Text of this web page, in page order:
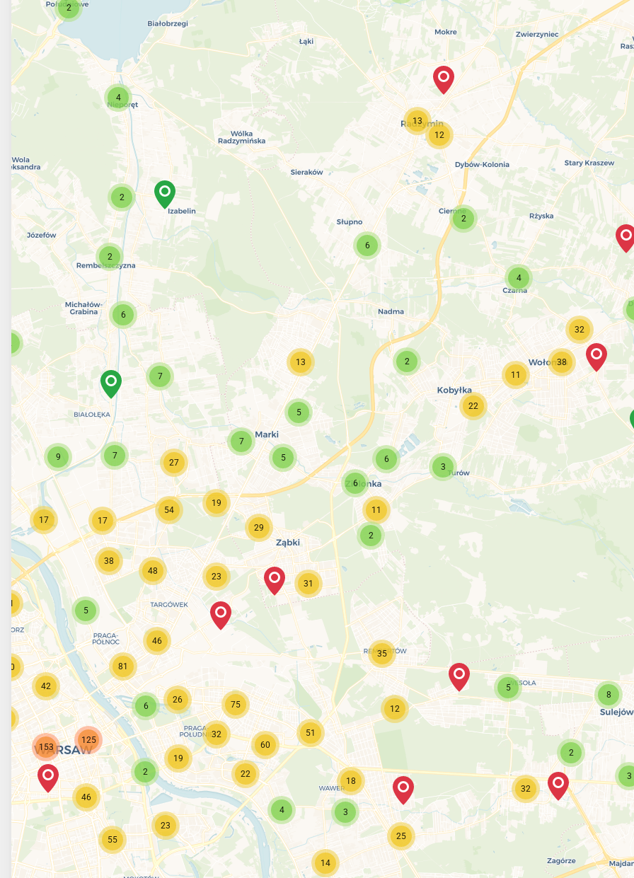
22
11
3
2
6
38
32
4
11
6
2
2
5
6
5
7
29
12
5
13
7
27
8
23
12
2
7
6
48
17
2
2
18 3
3
26
32
22
25
4
6
19
4
14
2
21
42
2
13
35
31
19
54
51
75
38
32
46
60
9
5
81
17
23
125
90
46
55
153